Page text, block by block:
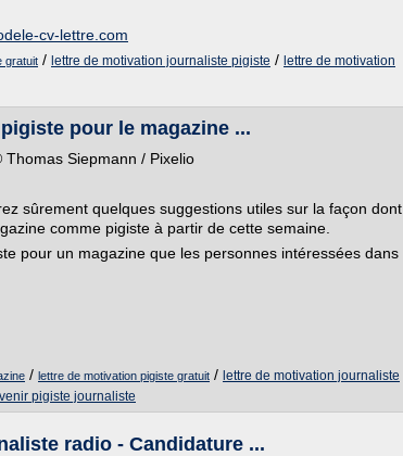
cv-lettre.com
gratuit / lettre de motivation journaliste pigiste / lettre de motivation
pour le magazine ...
Siepmann / Pixelio
sûrement quelques suggestions utiles sur la façon dont
comme pigiste à partir de cette semaine.
pour un magazine que les personnes intéressées dans
/ lettre de motivation pigiste gratuit / lettre de motivation journaliste
pigiste journaliste
radio - Candidature ...